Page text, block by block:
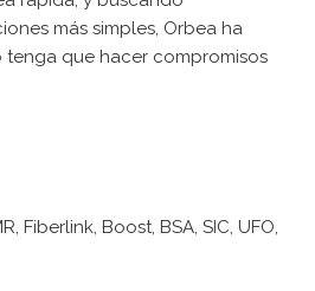
más simples, Orbea ha
que hacer compromisos
Fiberlink, Boost, BSA, SIC, UFO,